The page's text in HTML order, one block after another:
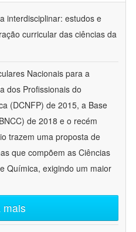
interdisciplinar: estudos e
curricular das ciências da
Nacionais para a
dos Profissionais do
(DCNFP) de 2015, a Base
de 2018 e o recém
trazem uma proposta de
que compõem as Ciências
Química, exigindo um maior
mais